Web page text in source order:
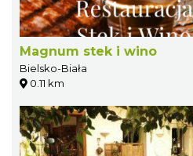
Magnum stek i wino
Bielsko-Biała
0.11 km